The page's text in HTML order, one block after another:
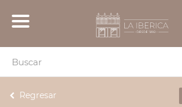
Regresar